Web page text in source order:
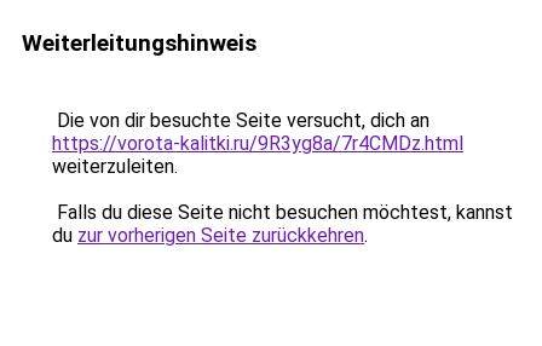
Weiterleitungshinweis
Die von dir besuchte Seite versucht, dich an
https://vorota-kalitki.ru/9R3yg8a/7r4CMDz.html
weiterzuleiten.
Falls du diese Seite nicht besuchen möchtest, kannst
du zur vorherigen Seite zurückkehren.